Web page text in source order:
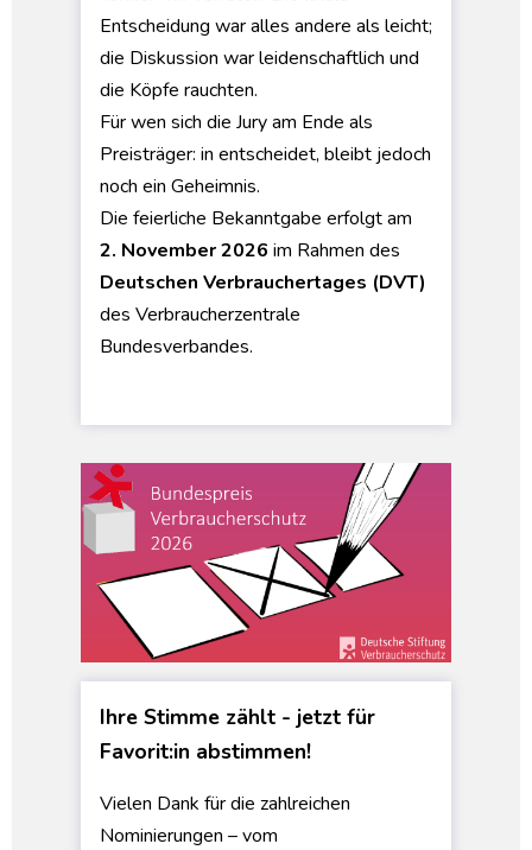
Entscheidung war alles andere als leicht;
die Diskussion war leidenschaftlich und
die Köpfe rauchten.
Für wen sich die Jury am Ende als
Preisträger: in entscheidet, bleibt jedoch
noch ein Geheimnis.
Die feierliche Bekanntgabe erfolgt am
2. November 2026 im Rahmen des
Deutschen Verbrauchertages (DVT)
des Verbraucherzentrale
Bundesverbandes.
Ihre Stimme zählt - jetzt für
Favorit:in abstimmen!
Vielen Dank für die zahlreichen
Nominierungen – vom